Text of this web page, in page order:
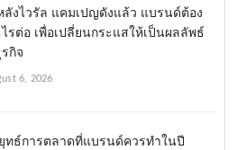
ลังไวรัล แคมเปญดังแล้ว แบรนด์ต้อง
รต่อ เพื่อเปลี่ยนกระแสให้เป็นผลลัพธ์
กิจ
6, 2026
ทธ์การตลาดที่แบรนด์ควรทำในปี